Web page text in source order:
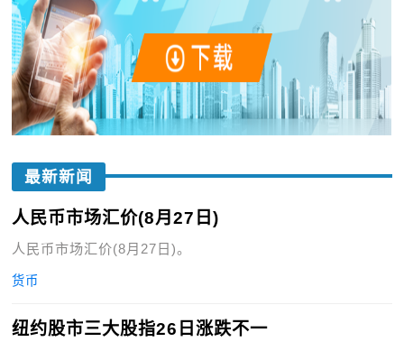
最新新闻
人民币市场汇价(8月27日)
人民币市场汇价(8月27日)。
货币
纽约股市三大股指26日涨跌不一